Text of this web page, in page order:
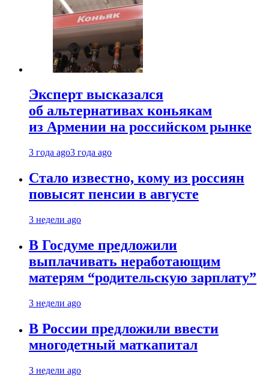
Эксперт высказался
об альтернативах коньякам
из Армении на российском рынке
3 года ago3 года ago
Стало известно, кому из россиян
повысят пенсии в августе
3 недели ago
В Госдуме предложили
выплачивать неработающим
матерям “родительскую зарплату”
3 недели ago
В России предложили ввести
многодетный маткапитал
3 недели ago